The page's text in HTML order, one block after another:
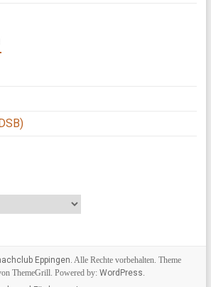
Eppingen. Alle Rechte vorbehalten. Theme
ThemeGrill. Powered by: WordPress.